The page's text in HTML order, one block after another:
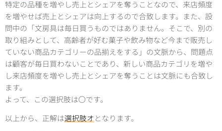
特定の品種を増やし売上とシェアを奪うことなので、来店頻度
を増やせば売上とシェアは向上するので合致します。また、設
問中の「文房具は毎日買うものではありません。そこで、別の
取り組みとして、高齢者が好む菓子や飲み物など今まで販売し
ていない商品カテゴリーの品揃えをする」の文脈から、問題点
は顧客が毎日買わないことであり、新しい商品カテゴリを増や
し来店頻度を増やし売上とシェアを奪うことは文脈にも合致し
ます。
よって、この選択肢は〇です。
以上から、正解は選択肢オとなります。